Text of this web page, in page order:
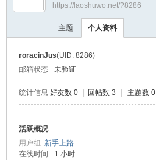
›
https://laoshuwo.net/?8286
主题 个人资料
roracinJus(UID: 8286)
邮箱状态
未验证
统计信息 好友数 0 回帖数 3 主题数 0
活跃概况
用户组 新手上路
在线时间
1 小时